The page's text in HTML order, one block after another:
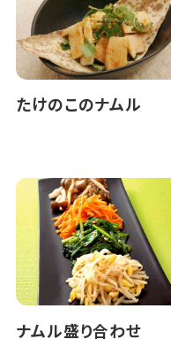
たけのこのナムル
ナムル盛り合わせ